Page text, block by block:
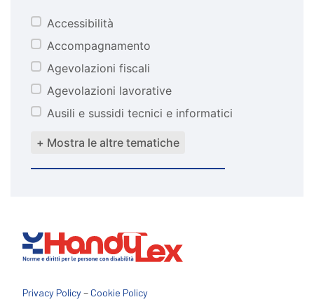
tematiche
Accessibilità
Accompagnamento
Agevolazioni fiscali
Agevolazioni lavorative
Ausili e sussidi tecnici e informatici
+ Mostra le altre tematiche
Privacy Policy– Cookie Policy